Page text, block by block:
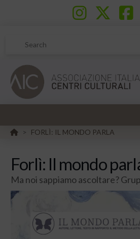
Search
HOME
> FORLÌ: IL MONDO PARLA
Forlì: Il mondo
Ma noi sappiamo ascoltare?